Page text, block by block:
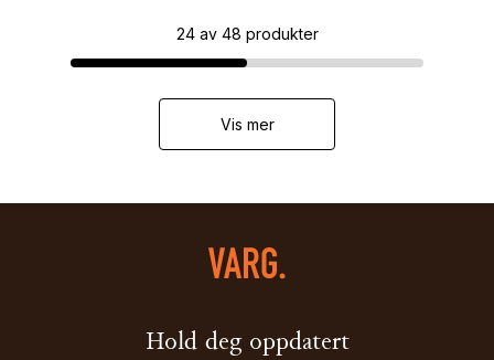
24 av 48 produkter
Vis mer
Hold deg oppdatert